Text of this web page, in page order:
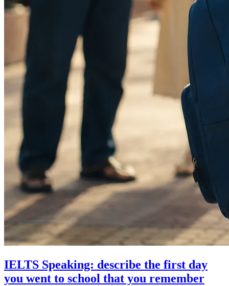
IELTS Speaking: describe the first day
you went to school that you remember